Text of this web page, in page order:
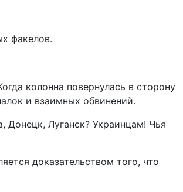
факелов.
колонна повернулась в сторону
и взаимных обвинений.
Донецк, Луганск? Украинцам! Чья
доказательством того, что